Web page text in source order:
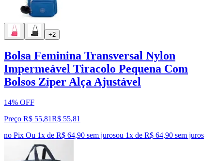
+2
Bolsa Feminina Transversal Nylon
Impermeável Tiracolo Pequena Com
Bolsos Zíper Alça Ajustável
14% OFF
Preço R$ 55,81R$ 55,81
no Pix Ou 1x de R$ 64,90 sem jurosou 1x de R$ 64,90 sem juros